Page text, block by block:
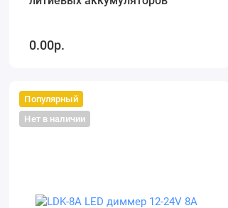
0.00р.
Популярный
Нет в наличии